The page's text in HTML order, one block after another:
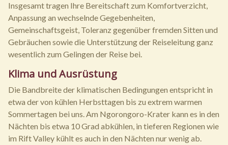
Insgesamt tragen Ihre Bereitschaft zum Komfortverzicht,
Anpassung an wechselnde Gegebenheiten,
Gemeinschaftsgeist, Toleranz gegenüber fremden Sitten und
Gebräuchen sowie die Unterstützung der Reiseleitung ganz
wesentlich zum Gelingen der Reise bei.
Klima und Ausrüstung
Die Bandbreite der klimatischen Bedingungen entspricht in
etwa der von kühlen Herbsttagen bis zu extrem warmen
Sommertagen bei uns. Am Ngorongoro-Krater kann es in den
Nächten bis etwa 10 Grad abkühlen, in tieferen Regionen wie
im Rift Valley kühlt es auch in den Nächten nur wenig ab.